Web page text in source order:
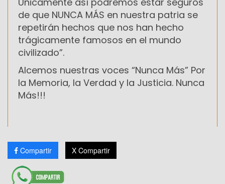
de que NUNCA MÁS en nuestra patria se
repetirán hechos que nos han hecho
trágicamente famosos en el mundo
civilizado”.
Alcemos nuestras voces “Nunca Más” Por
la Memoria, la Verdad y la Justicia. Nunca
Más!!!
Compartir X Compartir